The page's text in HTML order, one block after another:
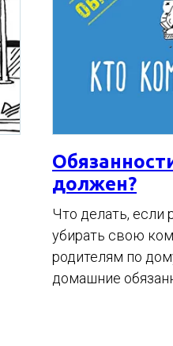
должен?
Что делать, если
убирать свою
родителям по
домашние